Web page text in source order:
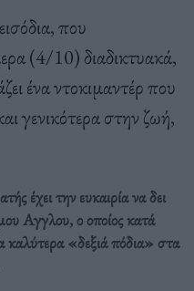
που
(4/10) διαδικτυακά,
ένα ντοκιμαντέρ που
γενικότερα στην ζωή,
έχει την ευκαιρία να δει
Αγγλου, ο οποίος κατά
καλύτερα «δεξιά πόδια» στα